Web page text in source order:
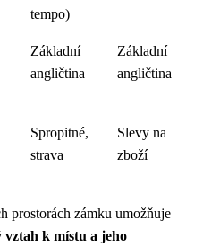
tempo)
Základní
angličtina
Základní
angličtina
Spropitné,
strava
Slevy na
zboží
prostorách zámku umožňuje
k místu a jeho